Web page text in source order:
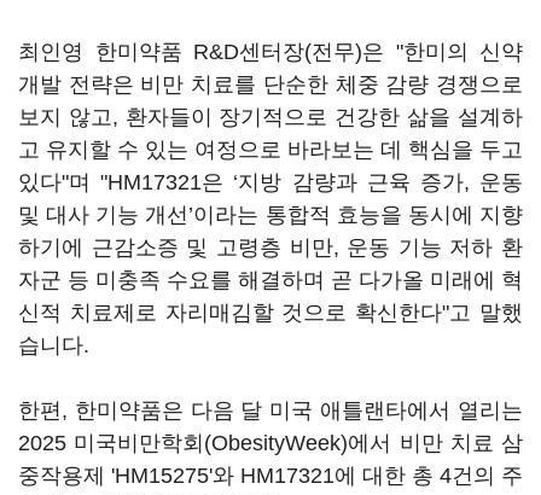
최인영 한미약품 R&D센터장(전무)은 "한미의 신약
개발 전략은 비만 치료를 단순한 체중 감량 경쟁으로
보지 않고, 환자들이 장기적으로 건강한 삶을 설계하
고 유지할 수 있는 여정으로 바라보는 데 핵심을 두고
있다"며 "HM17321은 ‘지방 감량과 근육 증가, 운동
및 대사 기능 개선’이라는 통합적 효능을 동시에 지향
하기에 근감소증 및 고령층 비만, 운동 기능 저하 환
자군 등 미충족 수요를 해결하며 곧 다가올 미래에 혁
신적 치료제로 자리매김할 것으로 확신한다"고 말했
습니다.
한편, 한미약품은 다음 달 미국 애틀랜타에서 열리는
2025 미국비만학회(ObesityWeek)에서 비만 치료 삼
중작용제 'HM15275'와 HM17321에 대한 총 4건의 주